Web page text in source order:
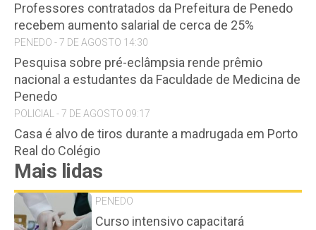
Professores contratados da Prefeitura de Penedo
recebem aumento salarial de cerca de 25%
PENEDO - 7 DE AGOSTO 14:30
Pesquisa sobre pré-eclâmpsia rende prêmio
nacional a estudantes da Faculdade de Medicina de
Penedo
POLICIAL - 7 DE AGOSTO 09:17
Casa é alvo de tiros durante a madrugada em Porto
Real do Colégio
Mais lidas
PENEDO
Curso intensivo capacitará